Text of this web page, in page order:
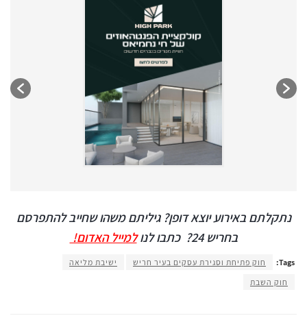
נתקלתם באירוע יוצא דופן? גיליתם משהו שחייב להתפרסם
בחריש 24?
כתבו לנולמייל האדום!
Tags: חוק פתיחת וסגירת עסקים בעיר חריש
ישיבת מליאה
חוק השבת